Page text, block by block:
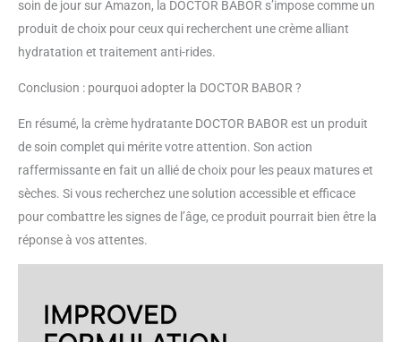
soin de jour sur Amazon, la DOCTOR BABOR s’impose comme un
produit de choix pour ceux qui recherchent une crème alliant
hydratation et traitement anti-rides.
Conclusion : pourquoi adopter la DOCTOR BABOR ?
En résumé, la crème hydratante DOCTOR BABOR est un produit
de soin complet qui mérite votre attention. Son action
raffermissante en fait un allié de choix pour les peaux matures et
sèches. Si vous recherchez une solution accessible et efficace
pour combattre les signes de l’âge, ce produit pourrait bien être la
réponse à vos attentes.